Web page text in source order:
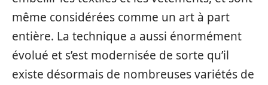
même considérées comme un art à part
entière. La technique a aussi énormément
évolué et s’est modernisée de sorte qu’il
existe désormais de nombreuses variétés de